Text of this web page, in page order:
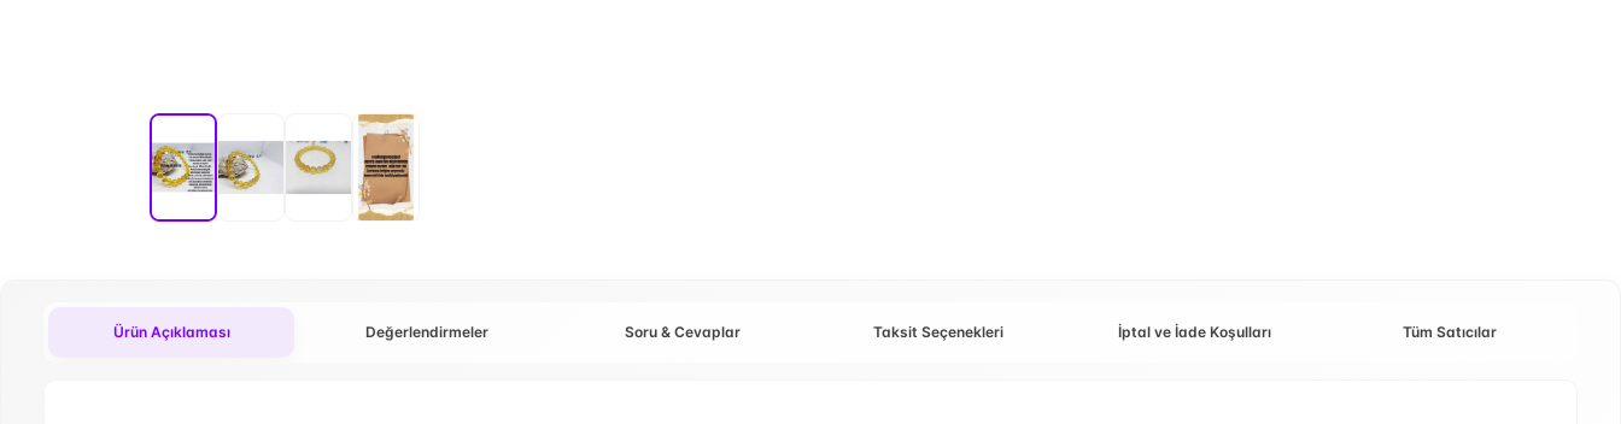
Ürün Açıklaması Değerlendirmeler Soru & Cevaplar Taksit Seçenekleri İptal ve İade Koşulları Tüm Satıcılar